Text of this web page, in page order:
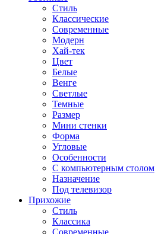
Стиль
Классические
Современные
Модерн
Хай-тек
Цвет
Белые
Венге
Светлые
Темные
Размер
Мини стенки
Форма
Угловые
Особенности
С компьютерным столом
Назначение
Под телевизор
Прихожие
Стиль
Классика
Современные